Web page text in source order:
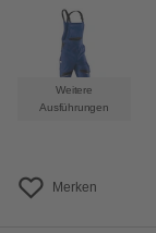
Weitere
Ausführungen
Merken